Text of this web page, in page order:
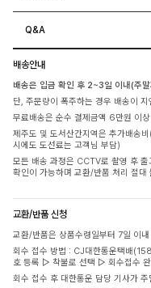
Q&A
배송안내
배송은 입금 확인 후 2~3일 이내(주
단, 주문량이 폭주하는 경우 배송이
무료배송은 순수 결제금액 6만원 이
제주도 및 도서산간지역은 추가배송
시에도 도선료는 고객님 부담)
모든 배송 과정은 CCTV로 촬영 후
확인이 가능하며 교환/반품 처리 절대
교환/반품 신청
교환/반품은 상품수령일부터 7일 이
회수 접수 방법 : CJ대한통운택배
호 등록 ▷ 착불로 선택 ▷ 회수접수
회수 접수 후 대한통운 담당 기사가